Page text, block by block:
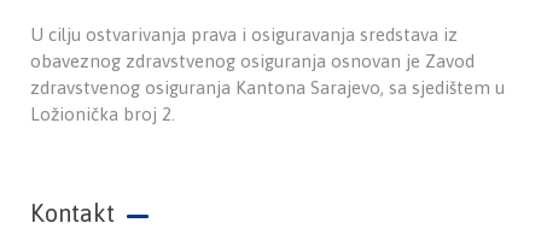
U cilju ostvarivanja prava i osiguravanja sredstava iz
obaveznog zdravstvenog osiguranja osnovan je Zavod
zdravstvenog osiguranja Kantona Sarajevo, sa sjedištem u
Ložionička broj 2.
Kontakt